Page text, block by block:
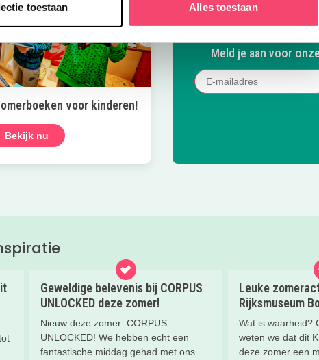
toestaan Alles toestaan
voor kinderen!
Bekijk nu
Volg ons
Volg
Meld je aan voor
Geweldige belevenis bij CORPUS
UNLOCKED deze zomer!
Nieuw deze zomer: CORPUS
UNLOCKED! We hebben echt een
fantastische middag gehad met ons
Leuke
Rijksmuseum
Wat is waarheid?
weten we dat dit
deze zomer een